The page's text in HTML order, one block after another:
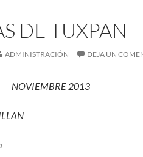
DE TUXPAN
ADMINISTRACIÓN DEJA UN
NOVIEMBRE 2013